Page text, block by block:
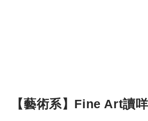
【藝術系】Fine Art讀